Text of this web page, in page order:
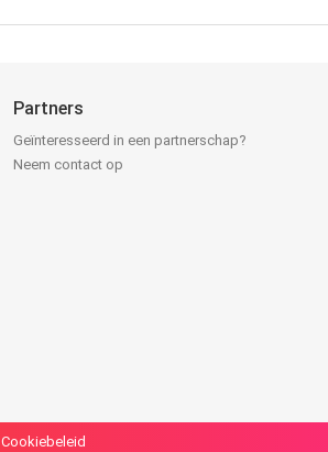
Partners
Geïnteresseerd in een partnerschap?
Neem contact op
Cookiebeleid